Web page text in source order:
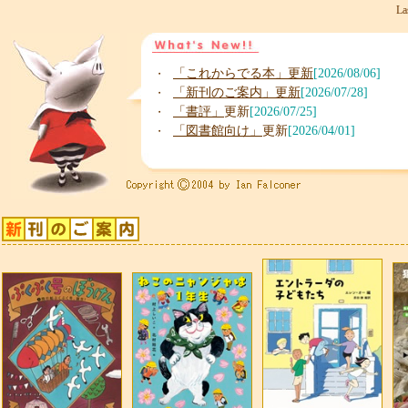
・ 「これからでる本」更新[2026/08/06]
・ 「新刊のご案内」更新[2026/07/28]
・ 「書評」 更新[2026/07/25]
・ 「図書館向け」 更新[2026/04/01]